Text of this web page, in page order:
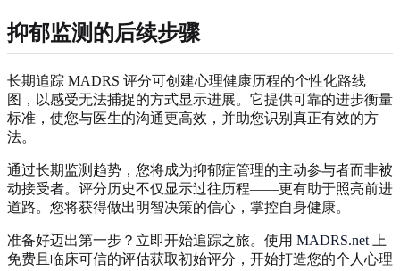
抑郁监测的后续步骤
长期追踪 MADRS 评分可创建心理健康历程的个性化路线
图，以感受无法捕捉的方式显示进展。它提供可靠的进步衡量
标准，使您与医生的沟通更高效，并助您识别真正有效的方
法。
通过长期监测趋势，您将成为抑郁症管理的主动参与者而非被
动接受者。评分历史不仅显示过往历程——更有助于照亮前进
道路。您将获得做出明智决策的信心，掌控自身健康。
准备好迈出第一步？立即开始追踪之旅。使用 MADRS.net 上
免费且临床可信的评估获取初始评分，开始打造您的个人心理